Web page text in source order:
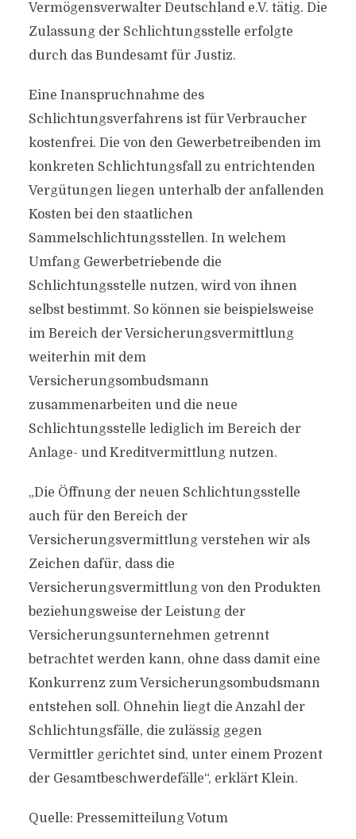
Vermögensverwalter Deutschland e.V. tätig. Die
Zulassung der Schlichtungsstelle erfolgte
durch das Bundesamt für Justiz.
Eine Inanspruchnahme des
Schlichtungsverfahrens ist für Verbraucher
kostenfrei. Die von den Gewerbetreibenden im
konkreten Schlichtungsfall zu entrichtenden
Vergütungen liegen unterhalb der anfallenden
Kosten bei den staatlichen
Sammelschlichtungsstellen. In welchem
Umfang Gewerbetriebende die
Schlichtungsstelle nutzen, wird von ihnen
selbst bestimmt. So können sie beispielsweise
im Bereich der Versicherungsvermittlung
weiterhin mit dem
Versicherungsombudsmann
zusammenarbeiten und die neue
Schlichtungsstelle lediglich im Bereich der
Anlage- und Kreditvermittlung nutzen.
„Die Öffnung der neuen Schlichtungsstelle
auch für den Bereich der
Versicherungsvermittlung verstehen wir als
Zeichen dafür, dass die
Versicherungsvermittlung von den Produkten
beziehungsweise der Leistung der
Versicherungsunternehmen getrennt
betrachtet werden kann, ohne dass damit eine
Konkurrenz zum Versicherungsombudsmann
entstehen soll. Ohnehin liegt die Anzahl der
Schlichtungsfälle, die zulässig gegen
Vermittler gerichtet sind, unter einem Prozent
der Gesamtbeschwerdefälle“, erklärt Klein.
Quelle: Pressemitteilung Votum